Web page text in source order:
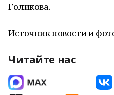
Голикова.
Источник новости и
Читайте нас